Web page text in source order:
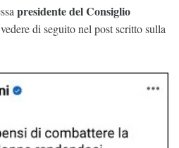
presidente del Consiglio
di seguito nel post scritto sulla